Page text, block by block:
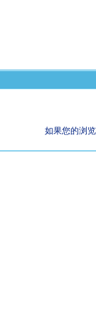
如果您的浏